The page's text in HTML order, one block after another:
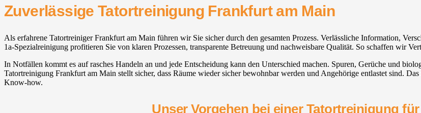
Zuverlässige Tatortreinigung Frankfurt am Main
Als erfahrene Tatortreiniger Frankfurt am Main führen wir Sie sicher durch den gesamten Prozess. Verlässliche Information,
1a-Spezialreinigung profitieren Sie von klaren Prozessen, transparente Betreuung und nachweisbare Qualität. So schaffen wir
In Notfällen kommt es auf rasches Handeln an und jede Entscheidung kann den Unterschied machen. Spuren, Gerüche und
Tatortreinigung Frankfurt am Main stellt sicher, dass Räume wieder sicher bewohnbar werden und Angehörige entlastet sind.
Know-how.
Unser Vorgehen bei einer Tatortreinigung